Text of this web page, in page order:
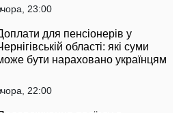
23:00
для пенсіонерів у
області: які суми
бути нараховано українцям
22:00